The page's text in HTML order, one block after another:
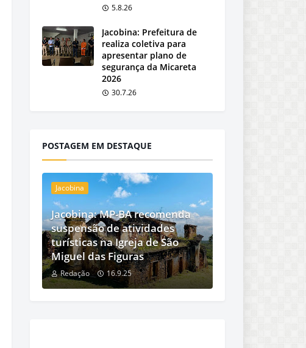
5.8.26
Jacobina: Prefeitura de
realiza coletiva para
apresentar plano de
segurança da Micareta
2026
30.7.26
POSTAGEM EM DESTAQUE
Jacobina
Jacobina: MP-BA recomenda
suspensão de atividades
turísticas na Igreja de São
Miguel das Figuras
Redação 16.9.25